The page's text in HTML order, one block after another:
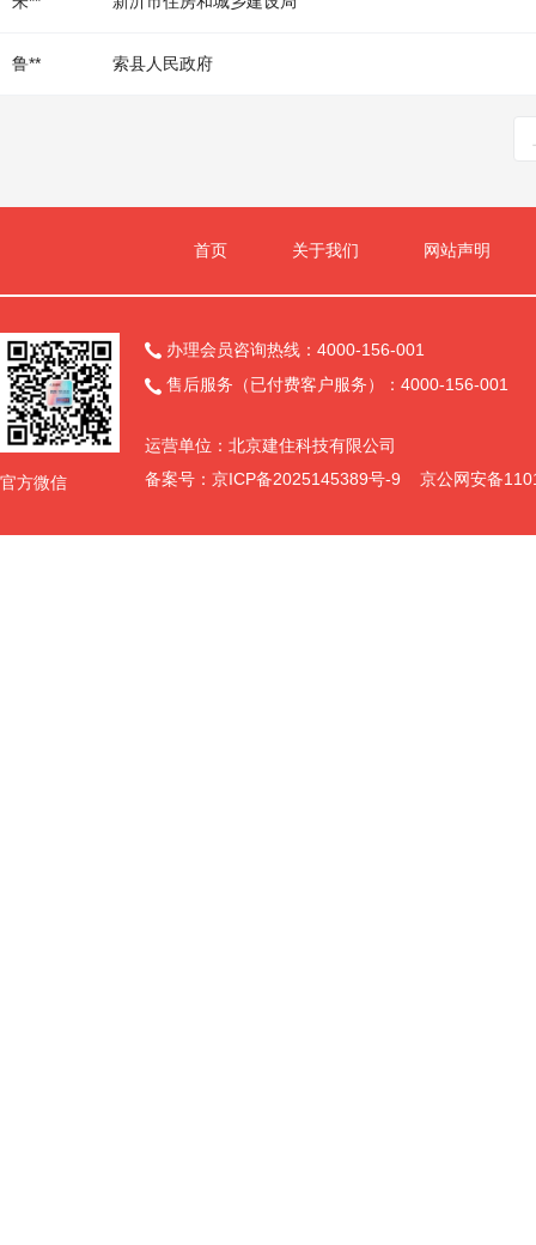
鲁** 索县人民政府
首页 关于我们 网站声明
官方微信
 办理会员咨询热线：4000-156-001
 售后服务（已付费客户服务）：4000-156-001
运营单位：北京建住科技有限公司
备案号： 京ICP备2025145389号-9 京公网安备